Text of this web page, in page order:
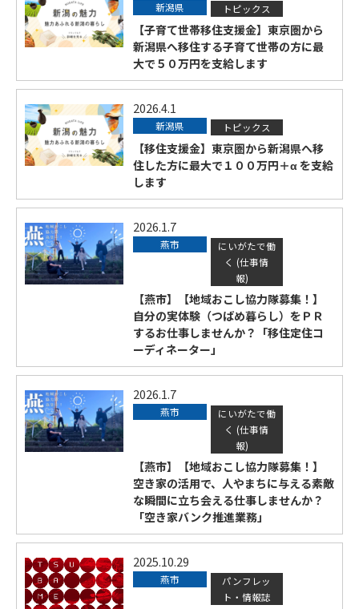
新潟県 トピックス
【子育て世帯移住支援金】東京圏から
新潟県へ移住する子育て世帯の方に最
大で５０万円を支給します
2026.4.1
新潟県 トピックス
【移住支援金】東京圏から新潟県へ移
住した方に最大で１００万円＋α を支給
します
2026.1.7
燕市
にいがたで働
く (仕事情
報)
【燕市】【地域おこし協力隊募集！】
自分の実体験（つばめ暮らし）をＰＲ
するお仕事しませんか？「移住定住コ
ーディネーター」
2026.1.7
燕市
にいがたで働
く (仕事情
報)
【燕市】【地域おこし協力隊募集！】
空き家の活用で、人やまちに与える素敵
な瞬間に立ち会える仕事しませんか？
「空き家バンク推進業務」
2025.10.29
燕市
パンフレッ
ト・情報誌